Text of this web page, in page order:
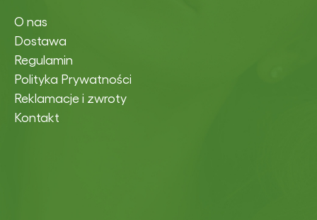
O nas
Dostawa
Regulamin
Polityka Prywatności
Reklamacje i zwroty
Kontakt